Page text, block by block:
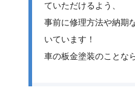
ていただけるよう、
事前に修理方法や納期
いています！
車の板金塗装のことな